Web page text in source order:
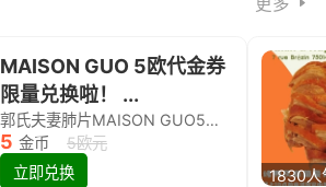
更多
MAISON GUO 5欧代金券
限量兑换啦！ ...
郭氏夫妻肺片MAISON GUO5欧代金券限量兑换啦！
5 金币
5欧元
立即兑换
1830人